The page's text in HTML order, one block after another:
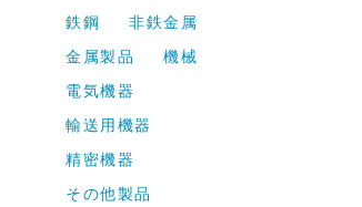
鉄鋼
非鉄金属
金属製品
機械
電気機器
輸送用機器
精密機器
その他製品